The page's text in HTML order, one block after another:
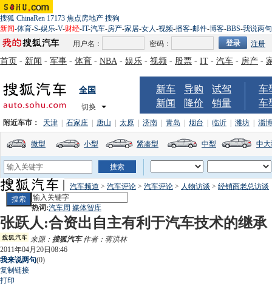
搜狐 ChinaRen 17173 焦点房地产 搜狗
新闻-体育-S-娱乐-V-财经-IT-汽车-房产-家居-女人-视频-播客-邮件-博客-BBS-我说两句
用户名：
密码： 注册
首页 - 新闻 - 军事 - 体育 - NBA - 娱乐 - 视频 - 股票 - IT - 汽车 - 房产 -
全国
切换
新车 导购
试驾
新闻
降价 销量
车
车
附近车市： 天津 石家庄 唐山 太原 济南 青岛 烟台 临沂 潍坊 淄博
微型 小型 紧凑型 中型 中
汽车频道 > 汽车评论 > 汽车评论 > 人物访谈 > 经销商老总访谈
热词:汽车周 媒体智库
张跃人:合资出自主有利于汽车技术的继承
来源： 搜狐汽车作者：蒋洪林
2011年04月20日08:46
我来说两句(0)
复制链接
打印